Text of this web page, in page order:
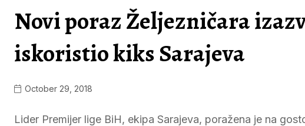
Novi poraz Željezničara
iskoristio kiks Sarajeva
October 29, 2018
Lider Premijer lige BiH, ekipa Sarajeva, poražena je na